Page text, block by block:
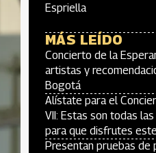
Espriella
MÁS LEÍDO
Concierto de la
artistas y
Bogotá
Alístate para el
VII: Estas son todas
para que disfrutes
Presentan pruebas de